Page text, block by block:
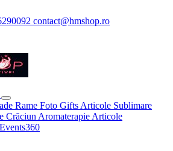
contact@hmshop.ro
Rame Foto Gifts Articole Sublimare
Crăciun Aromaterapie Articole